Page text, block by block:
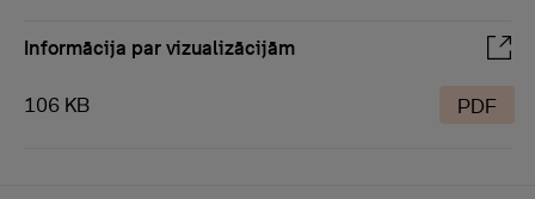
Informācija par vizualizācijām
106 KB PDF